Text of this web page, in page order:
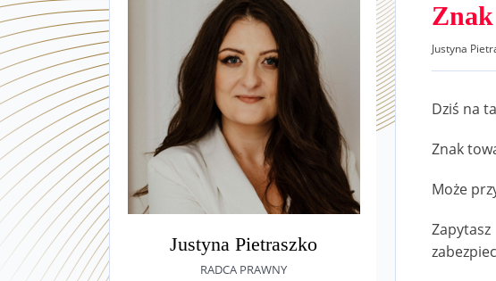
Znak
Justyna
Dziś na
Znak
Może
Justyna Pietraszko
RADCA PRAWNY